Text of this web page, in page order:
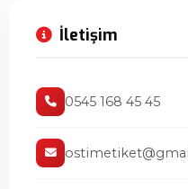
İletişim
0545 168 45 45